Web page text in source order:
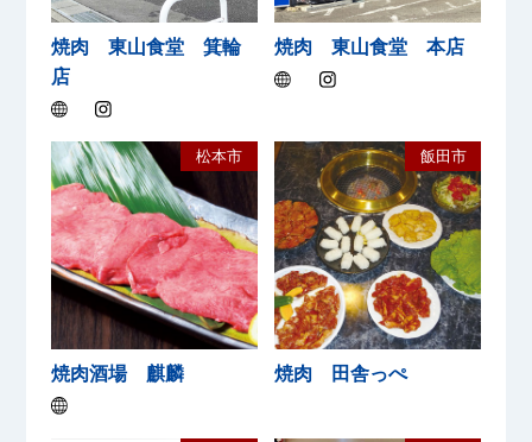
焼肉 東山食堂 箕輪
店
焼肉 東山食堂 本店
松本市
焼肉酒場 麒麟
飯田市
焼肉 田舎っぺ